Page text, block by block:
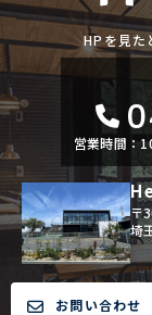
HPを見た
営業時間：
〒
埼
お問い合わせ